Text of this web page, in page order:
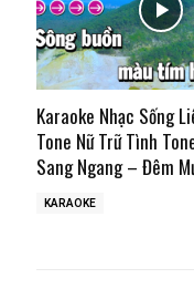
Karaoke Nhạc Sống
Tone Nữ Trữ Tình
Sang Ngang – Đêm
KARAOKE